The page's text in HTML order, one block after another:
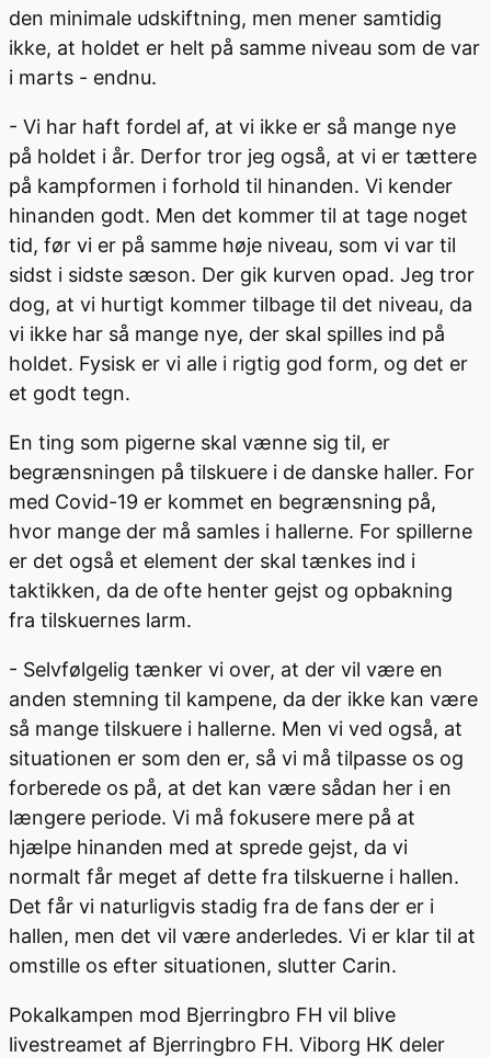
den minimale udskiftning, men mener samtidig
ikke, at holdet er helt på samme niveau som de var
i marts - endnu.
- Vi har haft fordel af, at vi ikke er så mange nye
på holdet i år. Derfor tror jeg også, at vi er tættere
på kampformen i forhold til hinanden. Vi kender
hinanden godt. Men det kommer til at tage noget
tid, før vi er på samme høje niveau, som vi var til
sidst i sidste sæson. Der gik kurven opad. Jeg tror
dog, at vi hurtigt kommer tilbage til det niveau, da
vi ikke har så mange nye, der skal spilles ind på
holdet. Fysisk er vi alle i rigtig god form, og det er
et godt tegn.
En ting som pigerne skal vænne sig til, er
begrænsningen på tilskuere i de danske haller. For
med Covid-19 er kommet en begrænsning på,
hvor mange der må samles i hallerne. For spillerne
er det også et element der skal tænkes ind i
taktikken, da de ofte henter gejst og opbakning
fra tilskuernes larm.
- Selvfølgelig tænker vi over, at der vil være en
anden stemning til kampene, da der ikke kan være
så mange tilskuere i hallerne. Men vi ved også, at
situationen er som den er, så vi må tilpasse os og
forberede os på, at det kan være sådan her i en
længere periode. Vi må fokusere mere på at
hjælpe hinanden med at sprede gejst, da vi
normalt får meget af dette fra tilskuerne i hallen.
Det får vi naturligvis stadig fra de fans der er i
hallen, men det vil være anderledes. Vi er klar til at
omstille os efter situationen, slutter Carin.
Pokalkampen mod Bjerringbro FH vil blive
livestreamet af Bjerringbro FH. Viborg HK deler